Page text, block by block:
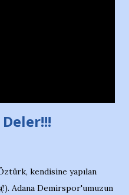
kız etrafına bakıyor.
Adana Demirspor’un 4
havuza. 1973 – 1975
7 yaşında girdiği
kendisine yapılan
Adana Demirspor'umuzun